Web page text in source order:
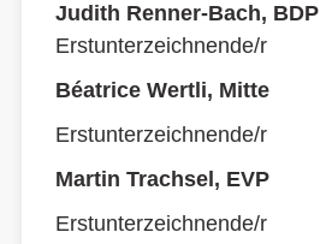
Judith Renner-Bach, BDP
Erstunterzeichnende/r
Béatrice Wertli, Mitte
Erstunterzeichnende/r
Martin Trachsel, EVP
Erstunterzeichnende/r